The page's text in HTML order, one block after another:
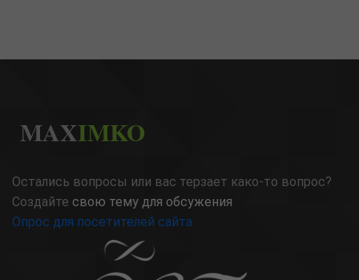
MAXIMKO
Остались вопросы или вас терзает како-то вопрос?
Создайте свою тему для обсужения
Опрос для посетителей сайта